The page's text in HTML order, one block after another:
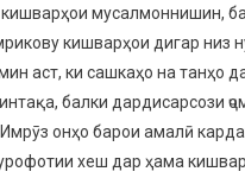
мусалмоннишин,
кишварҳои дигар низ
аст, ки сашкаҳо на танҳо
балки дардисарсози
онҳо барои амалӣ
хеш дар ҳама